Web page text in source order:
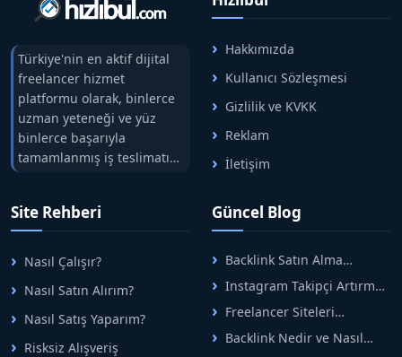
Türkiye'nin en aktif dijital
freelancer hizmet
platformu olarak, binlerce
uzman yeteneği ve yüz
binlerce başarıyla
tamamlanmış iş teslimatını
tek çatıda buluşturuyoruz.
arasındaki süreci risksiz
alışveriş sistemi ile koruyan
ticaretin güvenli
adreslerinden birisidir.
Hakkımızda
Kullanıcı Sözleşmesi
Gizlilik ve KVKK
Reklam
İletişim
Site Rehberi
Nasıl Çalışır?
Nasıl Satın Alırım?
Nasıl Satış Yaparım?
Risksiz Alışveriş
Güncel Blog
Backlink Satın Alma
Rehberi: Güvenli SEO İçin
Doğru Adımlar
Instagram Takipçi Artırma
Yöntemleri: Organik Büyüme
Rehberi
Freelancer Siteleri
Arasında Doğru Seçim Nasıl
Yapılır
Backlink Nedir ve Nasıl